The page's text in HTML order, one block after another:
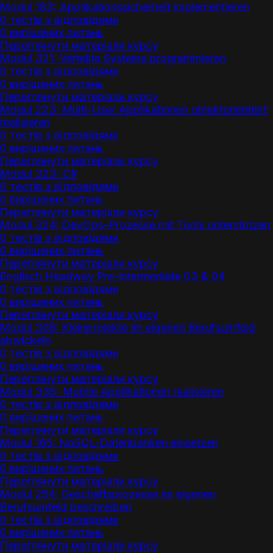
Modul 183: Applikationssicherheit implementieren
0 тестів з відповідями
0 вирішених питань
Переглянути матеріали курсу
Modul 321: Verteilte Systeme programmieren
0 тестів з відповідями
0 вирішених питань
Переглянути матеріали курсу
Modul 223: Multi-User Applikationen objektorientiert
realisieren
0 тестів з відповідями
0 вирішених питань
Переглянути матеріали курсу
Modul 323: C#
0 тестів з відповідями
0 вирішених питань
Переглянути матеріали курсу
Modul 324: DevOps-Prozesse mit Tools unterstützen
0 тестів з відповідями
0 вирішених питань
Переглянути матеріали курсу
Englisch Headway Pre-intermediate 03 & 04
0 тестів з відповідями
0 вирішених питань
Переглянути матеріали курсу
Modul 306: Kleinprojekte im eigenen Berufsumfeld
abwickeln
0 тестів з відповідями
0 вирішених питань
Переглянути матеріали курсу
Modul 335: Mobile Applikationen realisieren
0 тестів з відповідями
0 вирішених питань
Переглянути матеріали курсу
Modul 165: NoSQL-Datenbanken einsetzen
0 тестів з відповідями
0 вирішених питань
Переглянути матеріали курсу
Modul 254: Geschäftsprozesse im eigenen
Berufsumfeld beschreiben
0 тестів з відповідями
0 вирішених питань
Переглянути матеріали курсу